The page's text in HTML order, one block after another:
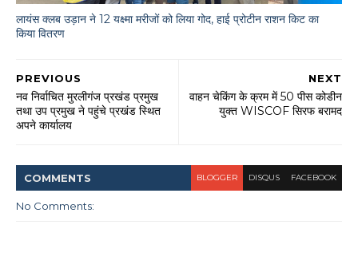
लायंस क्लब उड़ान ने 12 यक्ष्मा मरीजों को लिया गोद, हाई प्रोटीन राशन किट का
किया वितरण
NEXT
वाहन चेकिंग के क्रम में 50 पीस कोडीन
युक्त WISCOF सिरफ बरामद
PREVIOUS
नव निर्वाचित मुरलीगंज प्रखंड प्रमुख
तथा उप प्रमुख ने पहुंचे प्रखंड स्थित
अपने कार्यालय
COMMENTS BLOGGER DISQUS FACEBOOK
No Comments: